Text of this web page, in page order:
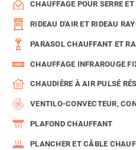
CHAUFFAGE POUR SERRE
RIDEAU D'AIR ET RIDEAU
PARASOL CHAUFFANT ET
CHAUFFAGE INFRAROUGE
CHAUDIÈRE À AIR PULSÉ
VENTILO-CONVECTEUR,
PLAFOND CHAUFFANT
PLANCHER ET CÂBLE